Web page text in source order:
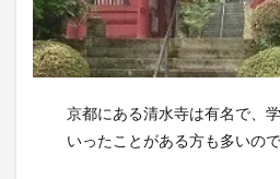
京都にある清水寺は有名で、
いったことがある方も多いの